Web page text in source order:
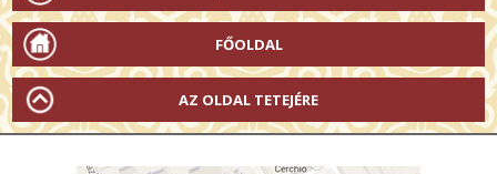
FŐOLDAL
AZ OLDAL TETEJÉRE